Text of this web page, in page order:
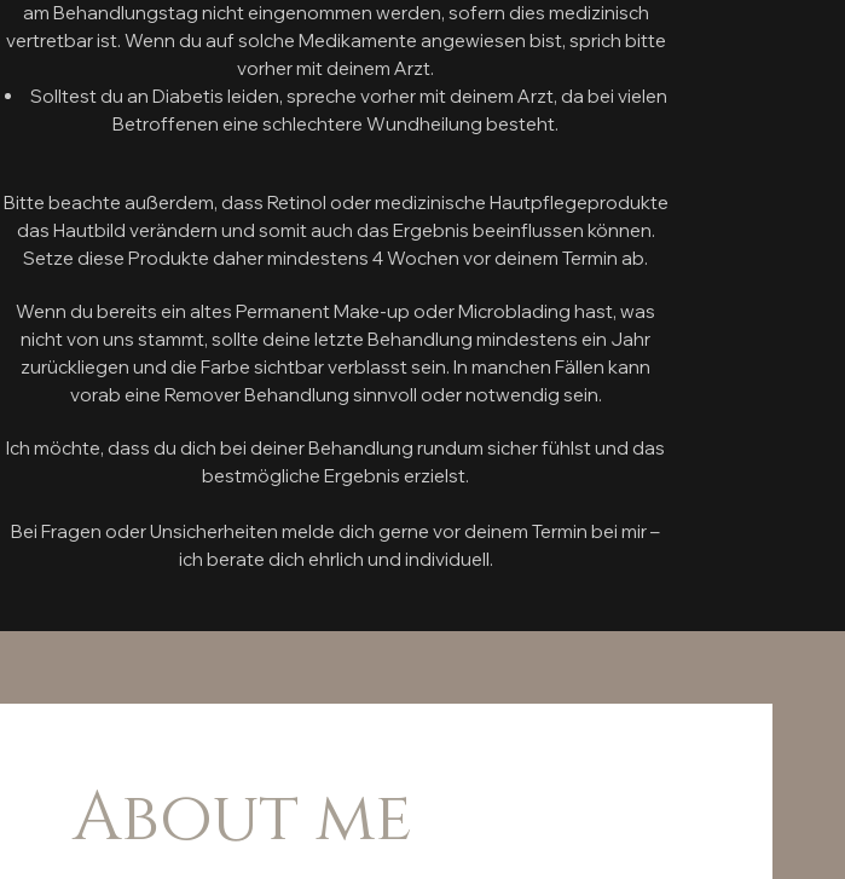
am Behandlungstag nicht eingenommen werden, sofern dies medizinisch
vertretbar ist. Wenn du auf solche Medikamente angewiesen bist, sprich bitte
vorher mit deinem Arzt.
Solltest du an Diabetis leiden, spreche vorher mit deinem Arzt, da bei vielen
Betroffenen eine schlechtere Wundheilung besteht.
Bitte beachte außerdem, dass Retinol oder medizinische Hautpflegeprodukte
das Hautbild verändern und somit auch das Ergebnis beeinflussen können.
Setze diese Produkte daher mindestens 4 Wochen vor deinem Termin ab.
Wenn du bereits ein altes Permanent Make-up oder Microblading hast, was
nicht von uns stammt, sollte deine letzte Behandlung mindestens ein Jahr
zurückliegen und die Farbe sichtbar verblasst sein. In manchen Fällen kann
vorab eine Remover Behandlung sinnvoll oder notwendig sein.
Ich möchte, dass du dich bei deiner Behandlung rundum sicher fühlst und das
bestmögliche Ergebnis erzielst.
Bei Fragen oder Unsicherheiten melde dich gerne vor deinem Termin bei mir –
ich berate dich ehrlich und individuell.
About me